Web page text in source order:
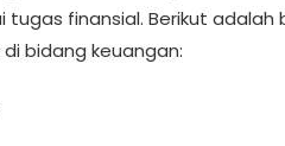
finansial. Berikut
bidang keuangan: